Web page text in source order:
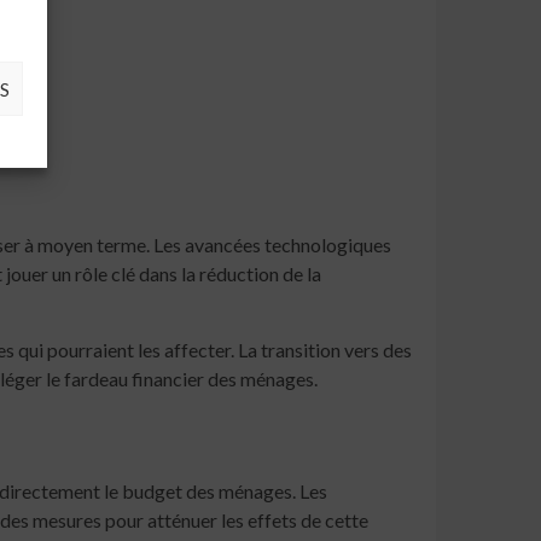
à moyen terme. Les avancées technologiques
un rôle clé dans la réduction de la
qui pourraient les affecter. La transition vers des
le fardeau financier des ménages.
le budget des ménages. Les
mesures pour atténuer les effets de cette